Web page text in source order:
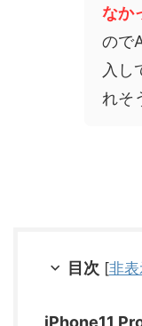
なか
ので
入し
れそ
目次 [非
iPhone11